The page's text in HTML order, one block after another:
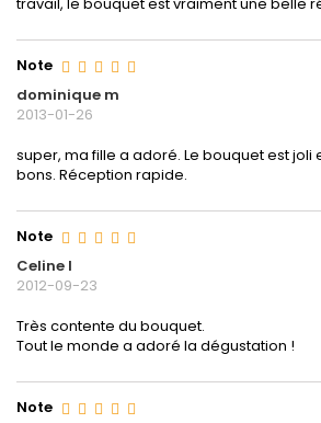
travail, le bouquet est vraiment une belle
Note
dominique m
2013-01-26
super, ma fille a adoré. Le bouquet est joli
bons. Réception rapide.
Note
Celine I
2012-09-23
Très contente du bouquet.
Tout le monde a adoré la dégustation !
Note